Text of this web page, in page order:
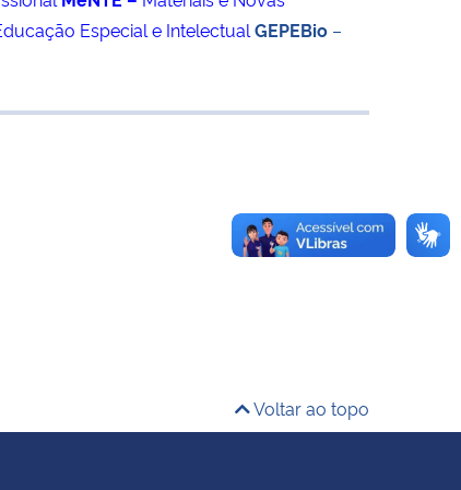
Especial e Intelectual GEPEBio –
Voltar ao topo